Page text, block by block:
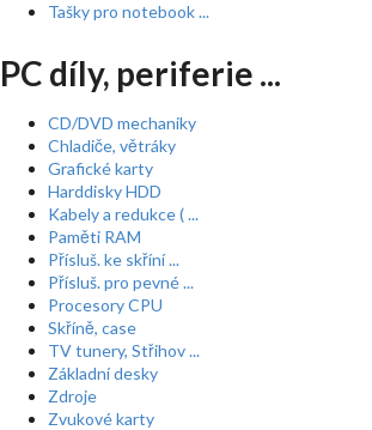
Tašky pro notebook ...
PC díly, periferie ...
CD/DVD mechaniky
Chladiče, větráky
Grafické karty
Harddisky HDD
Kabely a redukce ( ...
Paměti RAM
Přísluš. ke skříní ...
Přísluš. pro pevné ...
Procesory CPU
Skříně, case
TV tunery, Střihov ...
Základní desky
Zdroje
Zvukové karty